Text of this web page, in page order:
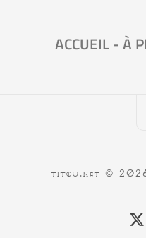
ACCUEIL-À
titou.net ©